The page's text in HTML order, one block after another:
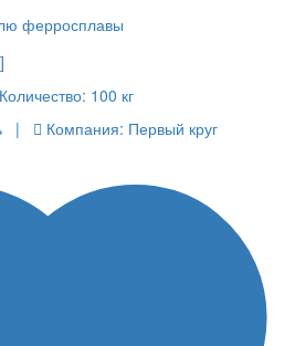
Количество: 100 кг
|
Компания: Первый круг